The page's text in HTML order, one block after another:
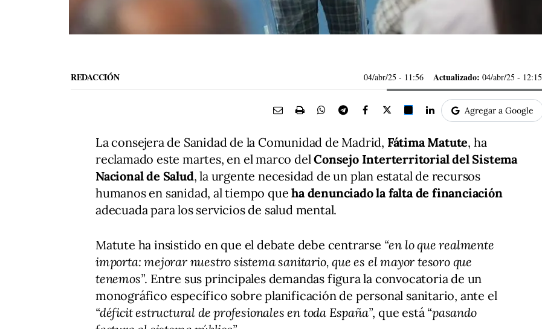
REDACCIÓN 04/abr/25 - 11:56 Actualizado: 04/abr/25 - 12:15
Agregar a Google
La consejera de Sanidad de la Comunidad de Madrid, Fátima Matute, ha
reclamado este martes, en el marco delConsejo Interterritorial del Sistema
Nacional de Salud, la urgente necesidad de un plan estatal de recursos
humanos en sanidad, al tiempo queha denunciado la falta de financiación
adecuada para los servicios de salud mental.
Matute ha insistido en que el debate debe centrarse “en lo que realmente
importa: mejorar nuestro sistema sanitario, que es el mayor tesoro que
tenemos”. Entre sus principales demandas figura la convocatoria de un
monográfico específico sobre planificación de personal sanitario, ante el
“déficit estructural de profesionales en toda España”, que está “pasando